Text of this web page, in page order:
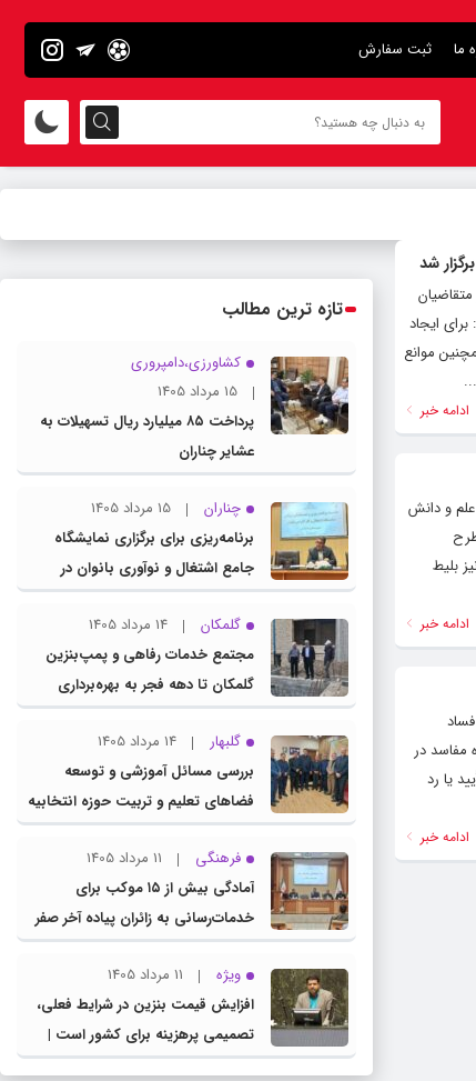
ما ثبت سفارش
شد
ایجاد
موانع
ادامه خبر
و دانش
بلیط
ادامه خبر
مفاسد در
یا رد
ادامه خبر
تازه ترین مطالب
کشاورزی،دامپروری
15 مرداد 1405
پرداخت ۸۵ میلیارد ریال تسهیلات به
عشایر چناران
چناران
15 مرداد 1405
برنامه‌ریزی برای برگزاری نمایشگاه
جامع اشتغال و نوآوری بانوان در
چناران
گلمکان
14 مرداد 1405
مجتمع خدمات رفاهی و پمپ‌بنزین
گلمکان تا دهه فجر به بهره‌برداری
می‌رسد
گلبهار
14 مرداد 1405
بررسی مسائل آموزشی و توسعه
فضاهای تعلیم و تربیت حوزه انتخابیه
در نشست مشترک عضو کمیسیون
آموزش مجلس با مدیرکل آموزش و
پرورش خراسان رضوی
فرهنگی
11 مرداد 1405
آمادگی بیش از ۱۵ موکب برای
خدمات‌رسانی به زائران پیاده آخر صفر
در شهرستان چناران
ویژه
11 مرداد 1405
افزایش قیمت بنزین در شرایط فعلی،
تصمیمی پرهزینه برای کشور است |
دولت، قاچاق سوخت و عوامل اصلی